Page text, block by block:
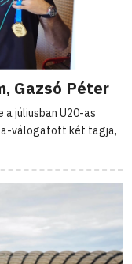
Gazsó Péter
a júliusban U20-as
válogatott két tagja,